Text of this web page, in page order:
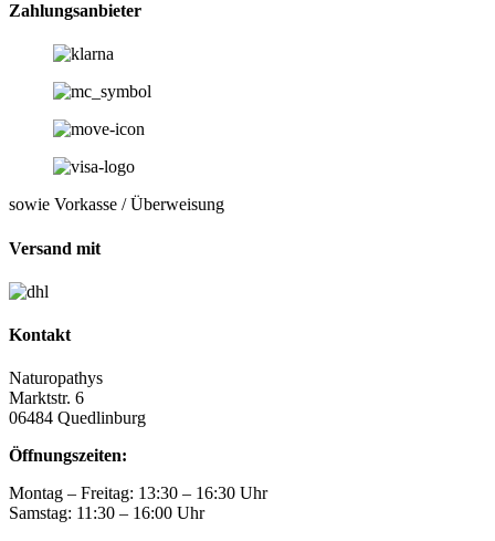
Zahlungsanbieter
sowie Vorkasse / Überweisung
Versand mit
Kontakt
Naturopathys
Marktstr. 6
06484 Quedlinburg
Öffnungszeiten:
Montag – Freitag: 13:30 – 16:30 Uhr
Samstag: 11:30 – 16:00 Uhr